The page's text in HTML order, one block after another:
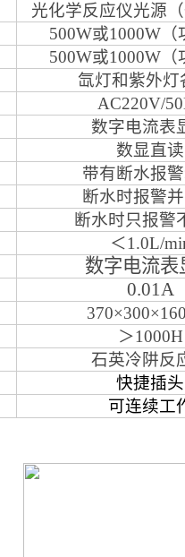
光化学反应仪光源
500W或1000W
500W或1000W
氙灯和紫外灯
AC220V/
数字电流表
数显直读
带有断水报
断水时报警
断水时只报警
＜1.0L/
数字电流表
0.01A
＞1000H
石英冷阱反
快捷插头
可连续工